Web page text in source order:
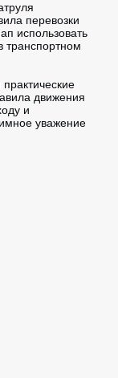
перевозки
использовать
транспортном
движения
и
уважение